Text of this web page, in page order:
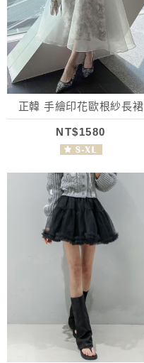
正韓 手繪印花歐根紗長裙
NT$1580